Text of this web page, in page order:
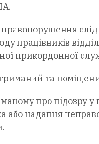
працівників
прикордонної
та
про підозру
або надання